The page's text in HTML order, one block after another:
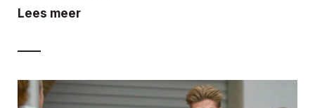
Lees meer